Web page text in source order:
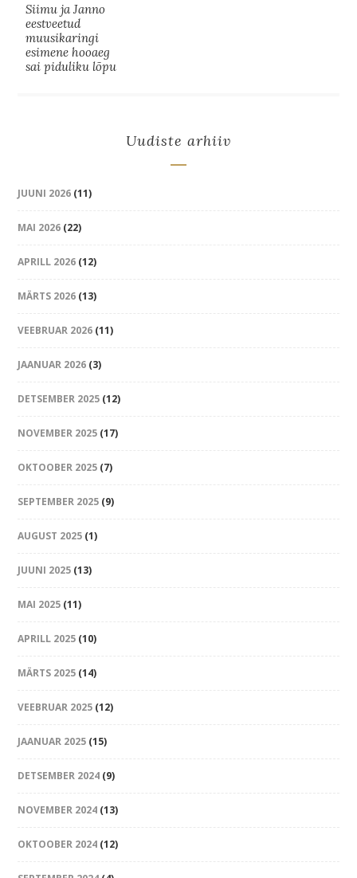
Siimu ja Janno
eestveetud
muusikaringi
esimene hooaeg
sai piduliku lõpu
Uudiste arhiiv
JUUNI 2026 (11)
MAI 2026 (22)
APRILL 2026 (12)
MÄRTS 2026 (13)
VEEBRUAR 2026 (11)
JAANUAR 2026 (3)
DETSEMBER 2025 (12)
NOVEMBER 2025 (17)
OKTOOBER 2025 (7)
SEPTEMBER 2025 (9)
AUGUST 2025 (1)
JUUNI 2025 (13)
MAI 2025 (11)
APRILL 2025 (10)
MÄRTS 2025 (14)
VEEBRUAR 2025 (12)
JAANUAR 2025 (15)
DETSEMBER 2024 (9)
NOVEMBER 2024 (13)
OKTOOBER 2024 (12)